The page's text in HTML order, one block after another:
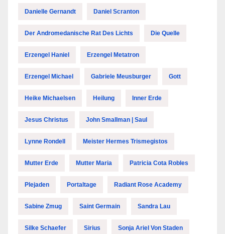
Danielle Gernandt Daniel Scranton
Der Andromedanische Rat Des Lichts Die Quelle
Erzengel Haniel Erzengel Metatron
Erzengel Michael Gabriele Meusburger Gott
Heike Michaelsen Heilung Inner Erde
Jesus Christus John Smallman | Saul
Lynne Rondell Meister Hermes Trismegistos
Mutter Erde Mutter Maria Patricia Cota Robles
Plejaden Portaltage Radiant Rose Academy
Sabine Zmug Saint Germain Sandra Lau
Silke Schaefer Sirius Sonja Ariel Von Staden